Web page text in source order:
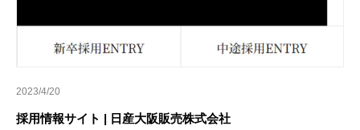
2023/4/20
採用情報サイト | 日産大阪販売株式会社